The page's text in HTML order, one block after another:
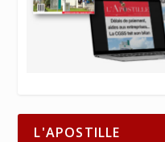
L'APOSTILLE